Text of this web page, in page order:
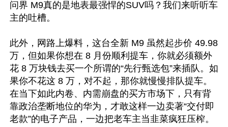
问界 M9真的是地表最强悍的SUV吗？我们来听听车
主的吐槽。
此外，网路上爆料，这台全新 M9 虽然起步价 49.98
万，但如果你想在 8 月份顺利提车，你就必须额外
花 8 万块钱去买一个所谓的“先行甄选包”来插队。如
果你不花这 8 万，对不起，那你就慢慢排队提车。
在当下如此内卷、内需崩盘的买方市场下，只有背
靠政治垄断地位的华为，才敢这样一边卖著“交付即
老款”的电子产品，一边把老车主当韭菜疯狂压榨。